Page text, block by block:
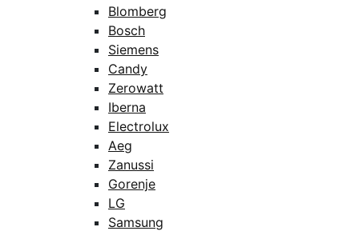
Blomberg
Bosch
Siemens
Candy
Zerowatt
Iberna
Electrolux
Aeg
Zanussi
Gorenje
LG
Samsung